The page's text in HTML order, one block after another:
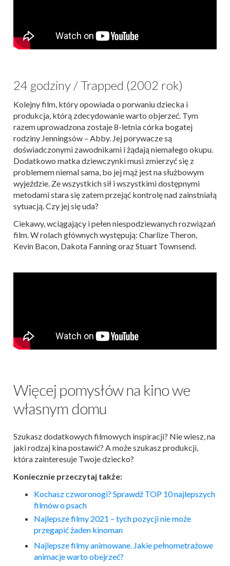
24 godziny / Trapped (2002 rok)
Kolejny film, który opowiada o porwaniu dziecka i
produkcja, którą zdecydowanie warto objerzeć. Tym
razem uprowadzona zostaje 8-letnia córka bogatej
rodziny Jenningsów – Abby. Jej porywacze są
doświadczonymi zawodnikami i żądają niemałego okupu.
Dodatkowo matka dziewczynki musi zmierzyć się z
problemem niemal sama, bo jej mąż jest na służbowym
wyjeździe. Ze wszystkich sił i wszystkimi dostępnymi
metodami stara się zatem przejąć kontrolę nad zainstniałą
sytuacją. Czy jej się uda?
Ciekawy, wciągający i pełen niespodziewanych rozwiązań
film. W rolach głównych występują: Charlize Theron,
Kevin Bacon, Dakota Fanning oraz Stuart Townsend.
Więcej pomysłów na kino we
własnym domu
Szukasz dodatkowych filmowych inspiracji? Nie wiesz, na
jaki rodzaj kina postawić? A może szukasz produkcji,
która zainteresuje Twoje dziecko?
Koniecznie przeczytaj także:
Kochasz czworonogi? Sprawdź TOP 10 najlepszych
filmów o psach
Najlepszefilmy 2021 – tych pozycji nie może
przegapić żaden kinoman
Najlepszefilmyanimowane. Jakie pełnometrażowe
animacje warto obejrzeć?